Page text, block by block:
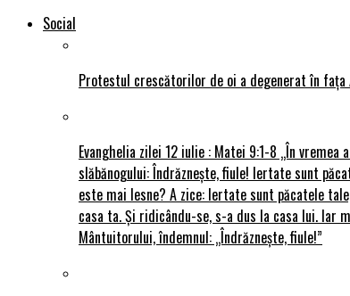
Social
Protestul crescătorilor de oi a degenerat în
Evanghelia zilei 12 iulie : Matei 9:1-8 „În
slăbănogului: Îndrăznește, fiule! Iertate sunt
este mai lesne? A zice: Iertate sunt păcatele
casa ta. Și ridicându-se, s-a dus la casa lui. Iar
Mântuitorului, îndemnul: „Îndrăznește, fiule!”